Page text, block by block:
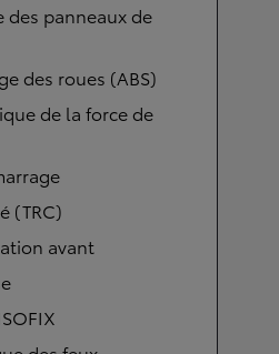
des panneaux de
des roues (ABS)
de la force de
(TRC)
avant